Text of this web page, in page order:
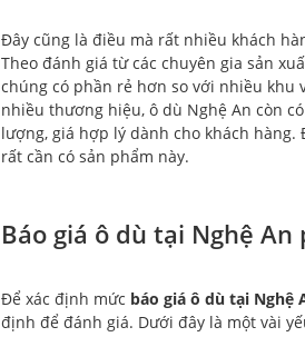
Đây cũng là điều mà rất nhiều khách
Theo đánh giá từ các chuyên gia sản
chúng có phần rẻ hơn so với nhiều khu
nhiều thương hiệu, ô dù Nghệ An còn
lượng, giá hợp lý dành cho khách
rất cần có sản phẩm này.
Báo giá ô dù tại Nghệ
Để xác định mức báo giá ô dù tại Nghệ
định để đánh giá. Dưới đây là một vài